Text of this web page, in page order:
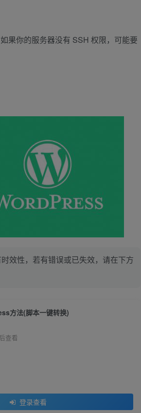
果你的服务器没有 SSH 权限，可能要
效性，若有错误或已失效，请在下方
方法(脚本一键转换)
查看
登录查看